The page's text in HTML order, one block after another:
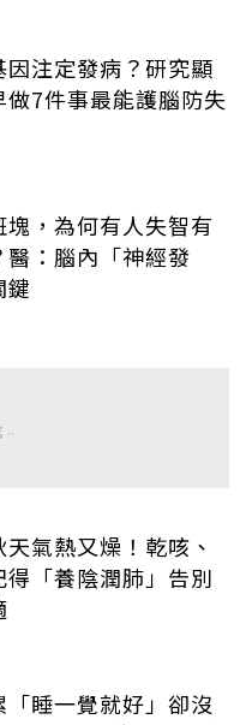
因注定發病？研究顯
做7件事最能護腦防失
塊，為何有人失智有
醫：腦內「神經發
鍵
氣熱又燥！乾咳、
得「養陰潤肺」告別
「睡一覺就好」卻沒